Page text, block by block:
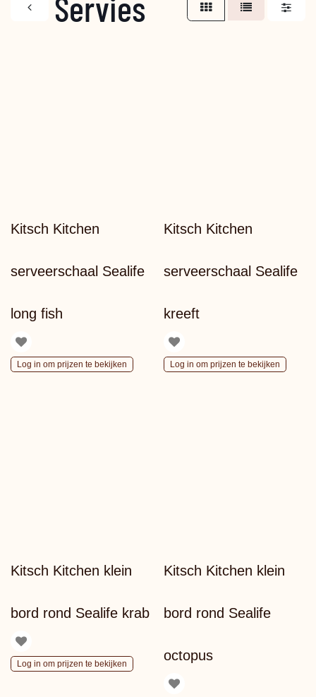
Kitsch Kitchen
serveerschaal Sealife
long fish
Log in om prijzen te bekijken
Kitsch Kitchen
serveerschaal Sealife
kreeft
Log in om prijzen te bekijken
Kitsch Kitchen klein
bord rond Sealife krab
Log in om prijzen te bekijken
Kitsch Kitchen klein
bord rond Sealife
octopus